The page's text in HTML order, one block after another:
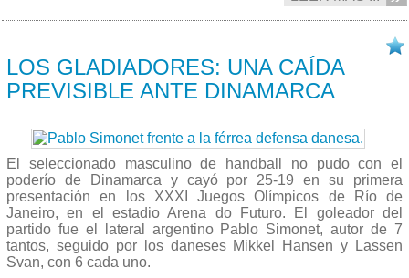
LOS GLADIADORES: UNA CAÍDA
PREVISIBLE ANTE DINAMARCA
El seleccionado masculino de handball no pudo con el
poderío de Dinamarca y cayó por 25-19 en su primera
presentación en los XXXI Juegos Olímpicos de Río de
Janeiro, en el estadio Arena do Futuro. El goleador del
partido fue el lateral argentino Pablo Simonet, autor de 7
tantos, seguido por los daneses Mikkel Hansen y Lassen
Svan, con 6 cada uno.